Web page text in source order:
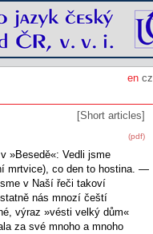
en cz
[Short articles]
(pdf)
»Besedě«: Vedli jsme
mrtvice), co den to hostina. —
v Naší řeči takoví
nás mnozí čeští
výraz »vésti velký dům«
za své mnoho a mnoho